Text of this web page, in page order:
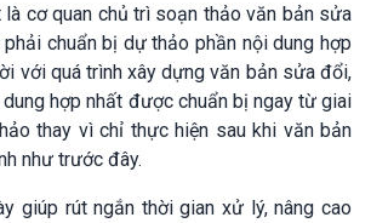
cơ quan chủ trì soạn thảo văn bản sửa
chuẩn bị dự thảo phần nội dung hợp
với quá trình xây dựng văn bản sửa đổi,
hợp nhất được chuẩn bị ngay từ giai
thay vì chỉ thực hiện sau khi văn bản
như trước đây.
giúp rút ngắn thời gian xử lý, nâng cao